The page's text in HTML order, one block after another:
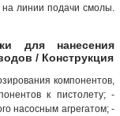
линии подачи смолы.
для нанесения
/ Конструкция
компонентов,
к пистолету; -
насосным агрегатом; -